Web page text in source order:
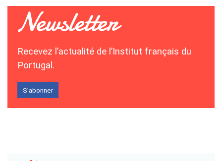
Recevez l’actualité de l’Institut français du
Portugal.
S’abonner